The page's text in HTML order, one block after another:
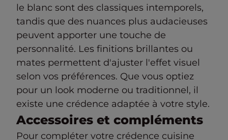
le blanc sont des classiques intemporels,
tandis que des nuances plus audacieuses
peuvent apporter une touche de
personnalité. Les finitions brillantes ou
mates permettent d'ajuster l'effet visuel
selon vos préférences. Que vous optiez
pour un look moderne ou traditionnel, il
existe une crédence adaptée à votre style.
Accessoires et compléments
Pour compléter votre crédence cuisine